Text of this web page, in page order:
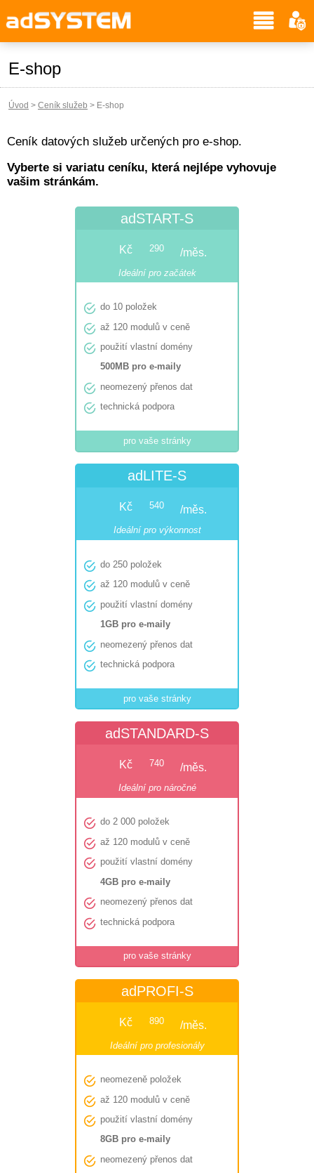
E-shop
Úvod > Ceník služeb > E-shop
Ceník datových služeb určených pro e-shop.
Vyberte si variatu ceníku, která nejlépe vyhovuje
vašim stránkám.
adSTART-S
Kč 290 /měs.
Ideální pro začátek
 do 10 položek
 až 120 modulů v ceně
 použití vlastní domény
500MB pro e-maily
 neomezený přenos dat
 technická podpora
pro vaše stránky
adLITE-S
Kč 540 /měs.
Ideální pro výkonnost
 do 250 položek
 až 120 modulů v ceně
 použití vlastní domény
1GB pro e-maily
 neomezený přenos dat
 technická podpora
pro vaše stránky
adSTANDARD-S
Kč 740 /měs.
Ideální pro náročné
 do 2 000 položek
 až 120 modulů v ceně
 použití vlastní domény
4GB pro e-maily
 neomezený přenos dat
 technická podpora
pro vaše stránky
adPROFI-S
Kč 890 /měs.
Ideální pro profesionály
 neomezeně položek
 až 120 modulů v ceně
 použití vlastní domény
8GB pro e-maily
 neomezený přenos dat